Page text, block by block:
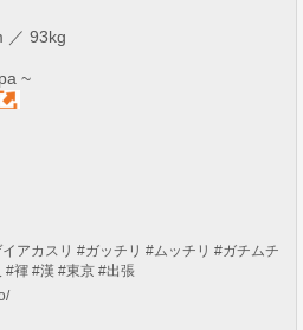
／ 93kg
~
アカスリ #ガッチリ #ムッチリ #ガチムチ
#褌 #漢 #東京 #出張